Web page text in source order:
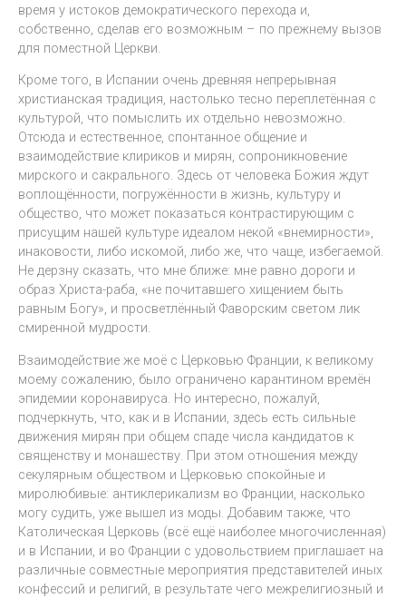
время у истоков демократического перехода и,
собственно, сделав его возможным – по прежнему вызов
для поместной Церкви.
Кроме того, в Испании очень древняя непрерывная
христианская традиция, настолько тесно переплетённая с
культурой, что помыслить их отдельно невозможно.
Отсюда и естественное, спонтанное общение и
взаимодействие клириков и мирян, сопроникновение
мирского и сакрального. Здесь от человека Божия ждут
воплощённости, погружённости в жизнь, культуру и
общество, что может показаться контрастирующим с
присущим нашей культуре идеалом некой «внемирности»,
инаковости, либо искомой, либо же, что чаще, избегаемой.
Не дерзну сказать, что мне ближе: мне равно дороги и
образ Христа-раба, «не почитавшего хищением быть
равным Богу», и просветлённый Фаворским светом лик
смиренной мудрости.
Взаимодействие же моё с Церковью Франции, к великому
моему сожалению, было ограничено карантином времён
эпидемии коронавируса. Но интересно, пожалуй,
подчеркнуть, что, как и в Испании, здесь есть сильные
движения мирян при общем спаде числа кандидатов к
священству и монашеству. При этом отношения между
секулярным обществом и Церковью спокойные и
миролюбивые: антиклерикализм во Франции, насколько
могу судить, уже вышел из моды. Добавим также, что
Католическая Церковь (всё ещё наиболее многочисленная)
и в Испании, и во Франции с удовольствием приглашает на
различные совместные мероприятия представителей иных
конфессий и религий, в результате чего межрелигиозный и